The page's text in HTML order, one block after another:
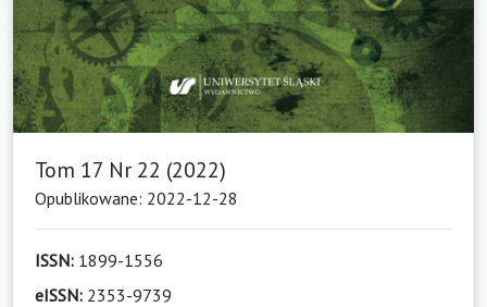
Tom 17 Nr 22 (2022)
Opublikowane: 2022-12-28
ISSN: 1899-1556
eISSN: 2353-9739